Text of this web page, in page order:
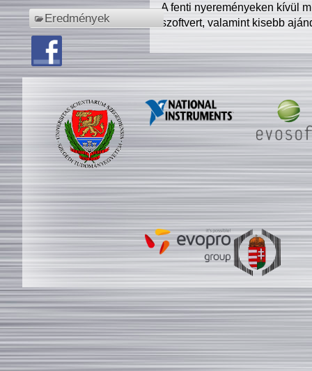
Eredmények
A fenti nyereményeken kívül
szoftvert, valamint kisebb